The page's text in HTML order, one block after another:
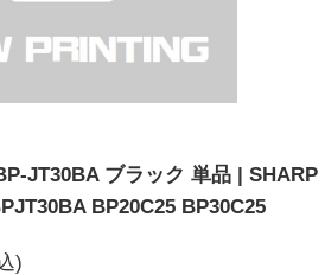
JT30BA ブラック 単品 | SHARP
BP20C25 BP30C25
)